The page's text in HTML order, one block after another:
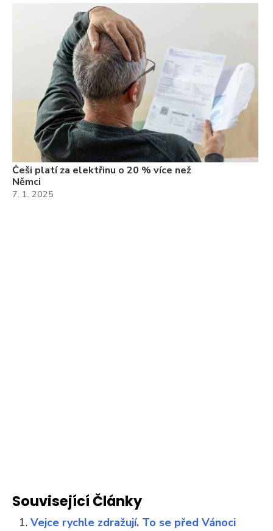
Češi platí za elektřinu o 20 % více než
Němci
7. 1. 2025
Související Články
Vejce rychle zdražují. To se před Vánoci